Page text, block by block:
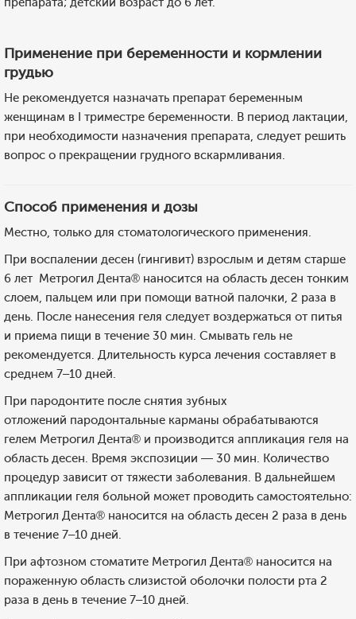
Применение при беременности и кормлении
грудью
Не рекомендуется назначать препарат беременным
женщинам в I триместре беременности. В период лактации,
при необходимости назначения препарата, следует решить
вопрос о прекращении грудного вскармливания.
Способ применения и дозы
Местно, только для стоматологического применения.
При воспалении десен (гингивит) взрослым и детям старше
6 лет Метрогил Дента® наносится на область десен тонким
слоем, пальцем или при помощи ватной палочки, 2 раза в
день. После нанесения геля следует воздержаться от питья
и приема пищи в течение 30 мин. Смывать гель не
рекомендуется. Длительность курса лечения составляет в
среднем 7–10 дней.
При пародонтите после снятия зубных
отложений пародонтальные карманы обрабатываются
гелем Метрогил Дента® и производится аппликация геля на
область десен. Время экспозиции — 30 мин. Количество
процедур зависит от тяжести заболевания. В дальнейшем
аппликации геля больной может проводить самостоятельно:
Метрогил Дента® наносится на область десен 2 раза в день
в течение 7–10 дней.
При афтозном стоматите Метрогил Дента® наносится на
пораженную область слизистой оболочки полости рта 2
раза в день в течение 7–10 дней.